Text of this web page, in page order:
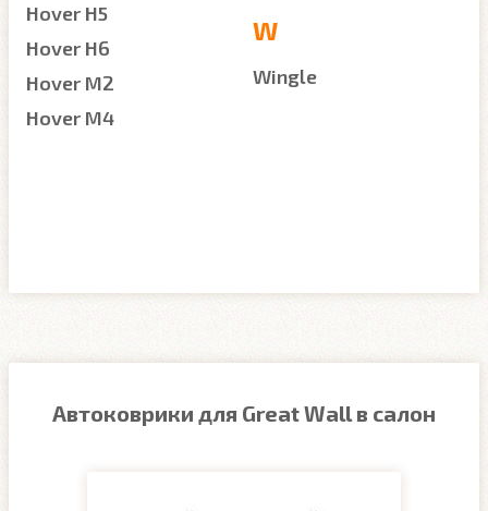
Hover H5
Hover H6
Hover M2
Hover M4
W
Wingle
Автоковрики для Great Wall в салон